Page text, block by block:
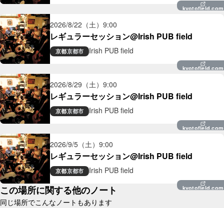
kyotofield.com
2026/8/22（土） 9:00
レギュラーセッション@Irish PUB field
京都京都市 Irish PUB field
kyotofield.com
2026/8/29（土） 9:00
レギュラーセッション@Irish PUB field
京都京都市 Irish PUB field
kyotofield.com
2026/9/5（土） 9:00
レギュラーセッション@Irish PUB field
京都京都市 Irish PUB field
kyotofield.com
この場所に関する他のノート
同じ場所でこんなノートもあります